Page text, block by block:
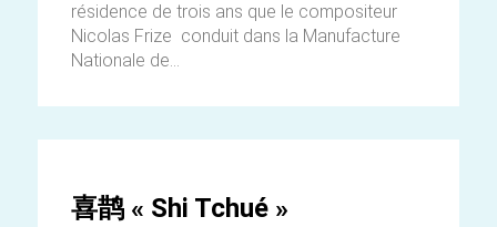
résidence de trois ans que le compositeur
Nicolas Frize conduit dans la Manufacture
Nationale de...
喜鹊 « Shi Tchué »